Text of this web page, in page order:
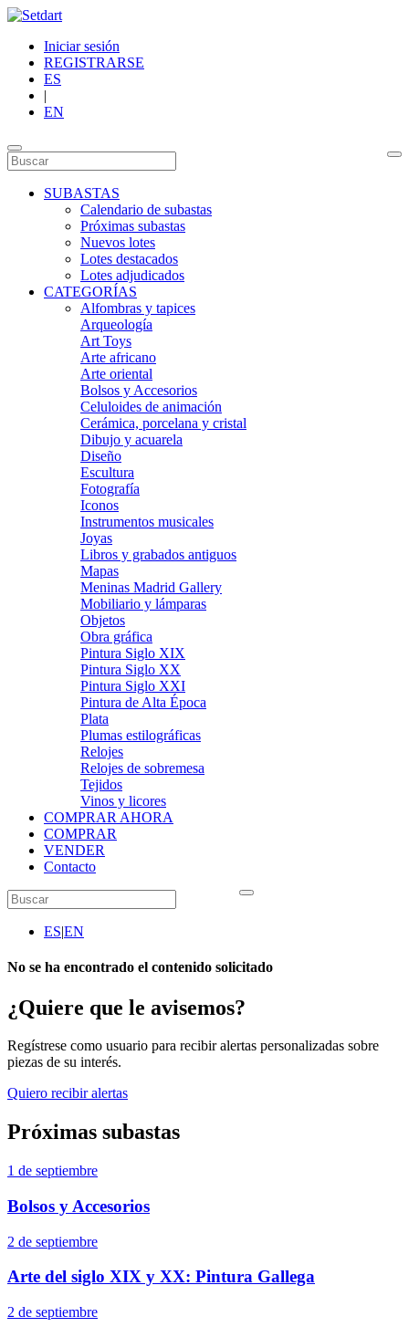
Iniciar sesión
REGISTRARSE
ES
|
EN
SUBASTAS
Calendario de subastas
Próximas subastas
Nuevos lotes
Lotes destacados
Lotes adjudicados
CATEGORÍAS
Alfombras y tapices
Arqueología
Art Toys
Arte africano
Arte oriental
Bolsos y Accesorios
Celuloides de animación
Cerámica, porcelana y cristal
Dibujo y acuarela
Diseño
Escultura
Fotografía
Iconos
Instrumentos musicales
Joyas
Libros y grabados antiguos
Mapas
Meninas Madrid Gallery
Mobiliario y lámparas
Objetos
Obra gráfica
Pintura Siglo XIX
Pintura Siglo XX
Pintura Siglo XXI
Pintura de Alta Época
Plata
Plumas estilográficas
Relojes
Relojes de sobremesa
Tejidos
Vinos y licores
COMPRAR AHORA
COMPRAR
VENDER
Contacto
ES|EN
No se ha encontrado el contenido solicitado
¿Quiere que le avisemos?
Regístrese como usuario para recibir alertas personalizadas sobre
piezas de su interés.
Quiero recibir alertas
Próximas subastas
1 de septiembre
Bolsos y Accesorios
2 de septiembre
Arte del siglo XIX y XX: Pintura Gallega
2 de septiembre